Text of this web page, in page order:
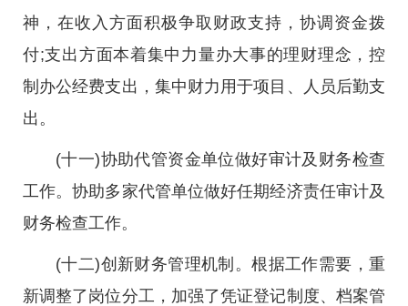
神，在收入方面积极争取财政支持，协调资金拨
付;支出方面本着集中力量办大事的理财理念，控
制办公经费支出，集中财力用于项目、人员后勤支
出。
(十一)协助代管资金单位做好审计及财务检查
工作。协助多家代管单位做好任期经济责任审计及
财务检查工作。
(十二)创新财务管理机制。根据工作需要，重
新调整了岗位分工，加强了凭证登记制度、档案管